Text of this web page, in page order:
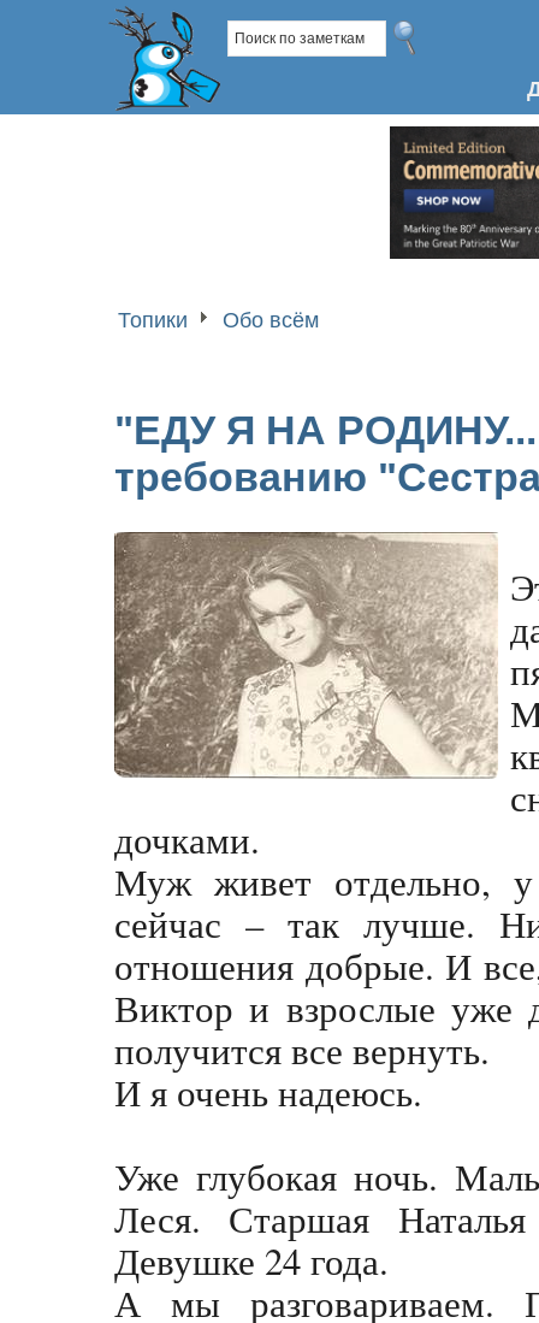
Топики Обо всём
"ЕДУ Я НА
требованию
дочками.
Муж живет отдельно,
сейчас – так лучше.
отношения добрые. И
Виктор и взрослые уже
получится все вернуть.
И я очень надеюсь.
Уже глубокая ночь.
Леся. Старшая
Девушке 24 года.
А мы разговариваем.